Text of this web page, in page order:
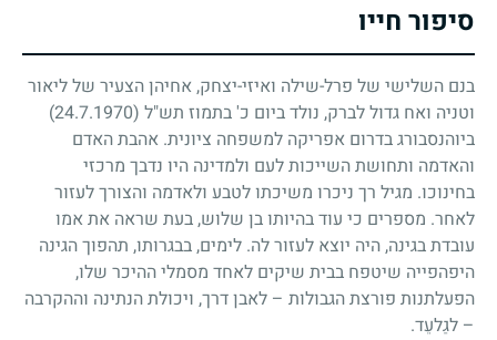
סיפור חייו
בנם השלישי של פרל-שילה ואיזי-יצחק, אחיהן הצעיר של ליאור
וטניה ואח גדול לברק, נולד ביום כ' בתמוז תש"ל (24.7.1970)
ביוהנסבורג בדרום אפריקה למשפחה ציונית. אהבת האדם
והאדמה ותחושת השייכות לעם ולמדינה היו נדבך מרכזי
בחינוכו. מגיל רך ניכרו משיכתו לטבע ולאדמה והצורך לעזור
לאחר. מספרים כי עוד בהיותו בן שלוש, בעת שראה את אמו
עובדת בגינה, היה יוצא לעזור לה. לימים, בבגרותו, תהפוך הגינה
היפהפייה שיטפח בבית שיקים לאחד מסמלי ההיכר שלו,
הפעלתנות פורצת הגבולות – לאבן דרך, ויכולת הנתינה וההקרבה
– לגַלעֵד.